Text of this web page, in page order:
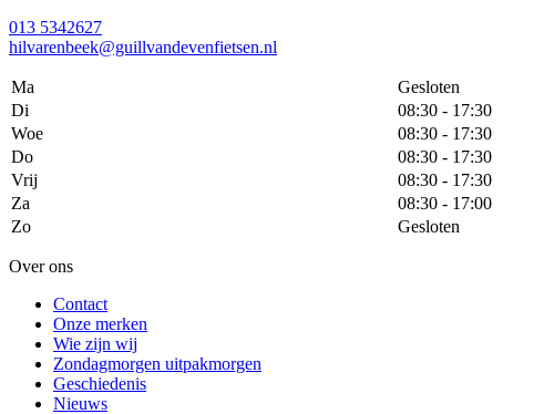
013 5342627
hilvarenbeek@guillvandevenfietsen.nl
Ma
Gesloten
Di
08:30 - 17:30
Woe
08:30 - 17:30
Do
08:30 - 17:30
Vrij
08:30 - 17:30
Za
08:30 - 17:00
Zo
Gesloten
Over ons
Contact
Onze merken
Wie zijn wij
Zondagmorgen uitpakmorgen
Geschiedenis
Nieuws